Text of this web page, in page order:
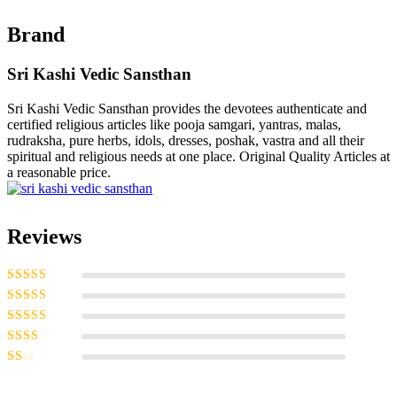
Brand
Sri Kashi Vedic Sansthan
Sri Kashi Vedic Sansthan provides the devotees authenticate and
certified religious articles like pooja samgari, yantras, malas,
rudraksha, pure herbs, idols, dresses, poshak, vastra and all their
spiritual and religious needs at one place. Original Quality Articles at
a reasonable price.
Reviews
Rated5
Rated4
Rated
Rated